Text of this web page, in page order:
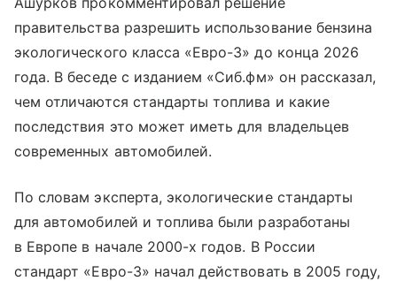
правительства разрешить использование бензина
экологического класса «Евро-3» до конца 2026
года. В беседе с изданием «Сиб.фм» он рассказал,
чем отличаются стандарты топлива и какие
последствия это может иметь для владельцев
современных автомобилей.
По словам эксперта, экологические стандарты
для автомобилей и топлива были разработаны
в Европе в начале 2000-х годов. В России
стандарт «Евро-3» начал действовать в 2005 году,